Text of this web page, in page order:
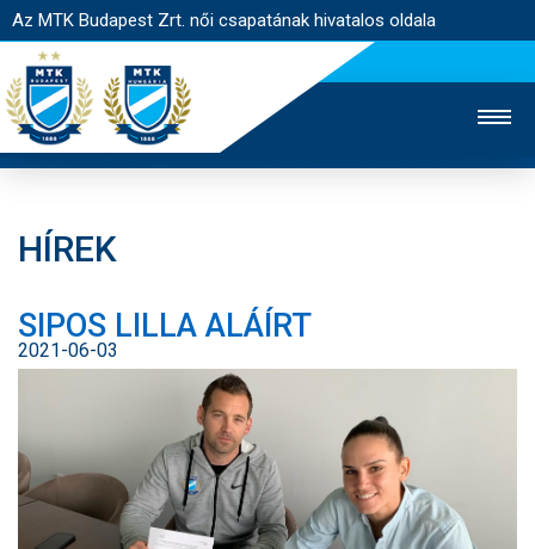
Az MTK Budapest Zrt. női csapatának hivatalos oldala
JEGYÉRTÉKESÍTÉS
WEBSHOP
EGYESÜLET
KAPCSOLAT
NYITÓLAP
HÍREK
CSAPAT
HÍREK
SIPOS LILLA ALÁÍRT
2021-06-03